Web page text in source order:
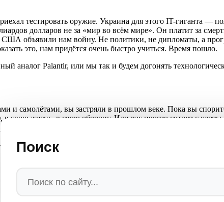
Поиск
тестировать оружие. Украина для этого IT-гиганта
долларов не за «мир во всём мире». Он платит за
США объявили нам войну. Не политики, не дипломаты, а
это, нам придётся очень быстро учиться. Время пошло.
аналог Palantir, или мы так и будем догонять
и самолётами, вы застряли в прошлом веке. Пока вы
свою жизнь, в свою оборону. Или вас просто сотрут с
MPSH.RU/ МПШ
🔥